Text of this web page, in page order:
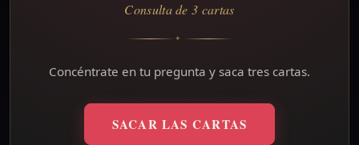
Consulta de 3 cartas
✦
Concéntrate en tu pregunta y saca tres cartas.
SACAR LAS CARTAS